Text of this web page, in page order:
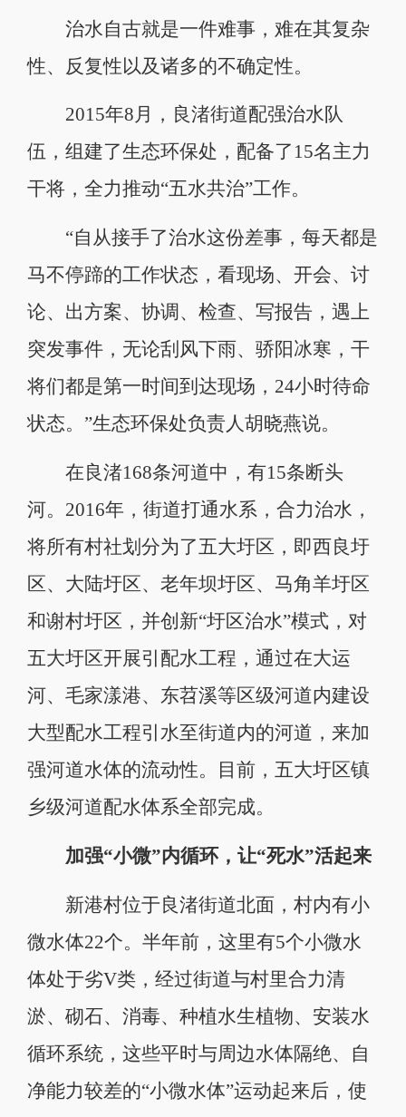
治水自古就是一件难事，难在其复杂
性、反复性以及诸多的不确定性。
2015年8月，良渚街道配强治水队
伍，组建了生态环保处，配备了15名主力
干将，全力推动“五水共治”工作。
“自从接手了治水这份差事，每天都是
马不停蹄的工作状态，看现场、开会、讨
论、出方案、协调、检查、写报告，遇上
突发事件，无论刮风下雨、骄阳冰寒，干
将们都是第一时间到达现场，24小时待命
状态。”生态环保处负责人胡晓燕说。
在良渚168条河道中，有15条断头
河。2016年，街道打通水系，合力治水，
将所有村社划分为了五大圩区，即西良圩
区、大陆圩区、老年坝圩区、马角羊圩区
和谢村圩区，并创新“圩区治水”模式，对
五大圩区开展引配水工程，通过在大运
河、毛家漾港、东苕溪等区级河道内建设
大型配水工程引水至街道内的河道，来加
强河道水体的流动性。目前，五大圩区镇
乡级河道配水体系全部完成。
加强“小微”内循环，让“死水”活起来
新港村位于良渚街道北面，村内有小
微水体22个。半年前，这里有5个小微水
体处于劣V类，经过街道与村里合力清
淤、砌石、消毒、种植水生植物、安装水
循环系统，这些平时与周边水体隔绝、自
净能力较差的“小微水体”运动起来后，使